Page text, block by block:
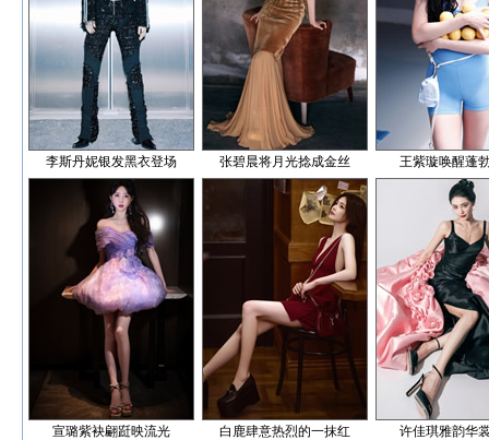
李斯丹妮银发黑衣登场 张碧晨将月光捻成金丝 王紫璇唤醒蓬
宣璐紫袂翩跹映流光 白鹿肆意热烈的一抹红 许佳琪雅韵华